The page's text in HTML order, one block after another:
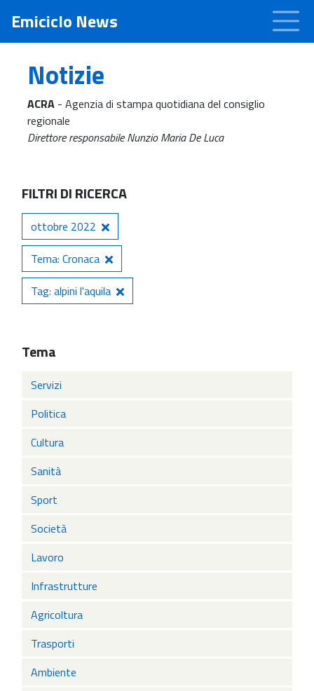
Emiciclo News
Notizie
ACRA - Agenzia di stampa quotidiana del consiglio
regionale
Direttore responsabile Nunzio Maria De Luca
FILTRI DI RICERCA
ottobre 2022
Tema: Cronaca
Tag: alpini l'aquila
Tema
Servizi
Politica
Cultura
Sanità
Sport
Società
Lavoro
Infrastrutture
Agricoltura
Trasporti
Ambiente